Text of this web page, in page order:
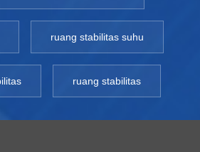
ruang stabilitas suhu
ruang stabilitas